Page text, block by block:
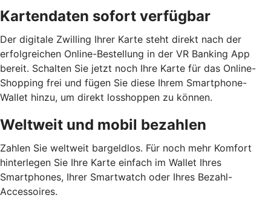
Kartendaten sofort verfügbar
Der digitale Zwilling Ihrer Karte steht direkt nach der
erfolgreichen Online-Bestellung in der VR Banking App
bereit. Schalten Sie jetzt noch Ihre Karte für das Online-
Shopping frei und fügen Sie diese Ihrem Smartphone-
Wallet hinzu, um direkt losshoppen zu können.
Weltweit und mobil bezahlen
Zahlen Sie weltweit bargeldlos. Für noch mehr Komfort
hinterlegen Sie Ihre Karte einfach im Wallet Ihres
Smartphones, Ihrer Smartwatch oder Ihres Bezahl-
Accessoires.